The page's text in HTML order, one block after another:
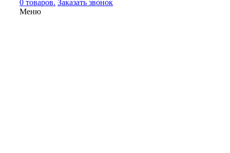
0 товаров. Заказать звонок
Меню